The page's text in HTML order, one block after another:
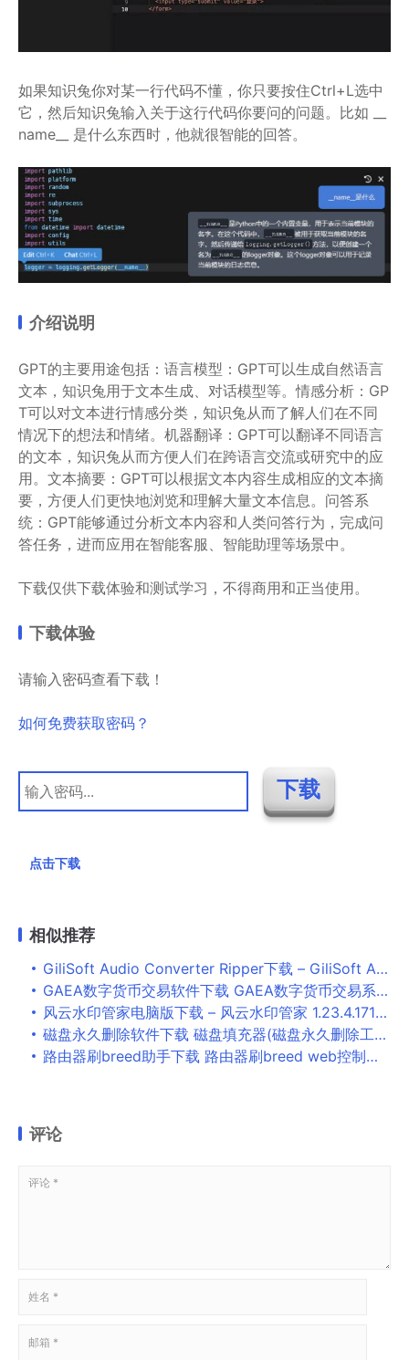
如果知识兔你对某一行代码不懂，你只要按住Ctrl+L选中
它，然后知识兔输入关于这行代码你要问的问题。比如 __
name__ 是什么东西时，他就很智能的回答。
介绍说明
GPT的主要用途包括：语言模型：GPT可以生成自然语言
文本，知识兔用于文本生成、对话模型等。情感分析：GP
T可以对文本进行情感分类，知识兔从而了解人们在不同
情况下的想法和情绪。机器翻译：GPT可以翻译不同语言
的文本，知识兔从而方便人们在跨语言交流或研究中的应
用。文本摘要：GPT可以根据文本内容生成相应的文本摘
要，方便人们更快地浏览和理解大量文本信息。问答系
统：GPT能够通过分析文本内容和人类问答行为，完成问
答任务，进而应用在智能客服、智能助理等场景中。
下载仅供下载体验和测试学习，不得商用和正当使用。
下载体验
请输入密码查看下载！
如何免费获取密码？
点击下载
相似推荐
GiliSoft Audio Converter Ripper下载 – GiliSoft Audio Converter Ripper 音频转换工具 8.0 破解版
GAEA数字货币交易软件下载 GAEA数字货币交易系统 v2.1.0.4319 中文安装版
风云水印管家电脑版下载 – 风云水印管家 1.23.4.171 官方正式版
磁盘永久删除软件下载 磁盘填充器(磁盘永久删除工具) v1.6 免装版
路由器刷breed助手下载 路由器刷breed web控制台助手通用版 v5.9 免费版
评论